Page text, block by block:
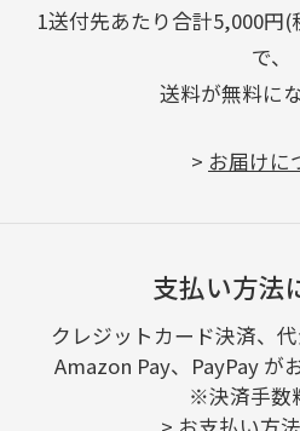
1送付先あたり合計5,000円
で、
送料が無料に
> お届けに
支払い方法
クレジットカード決済、
Amazon Pay、PayPay が
※決済手数